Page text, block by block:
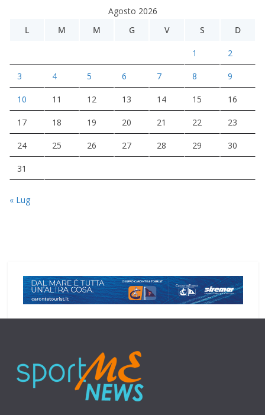
Agosto 2026
L
M M G V S D
1 2
3 4 5 6 7 8 9
10 11 12 13 14 15 16
17 18 19 20 21 22 23
24 25 26 27 28 29 30
31
« Lug